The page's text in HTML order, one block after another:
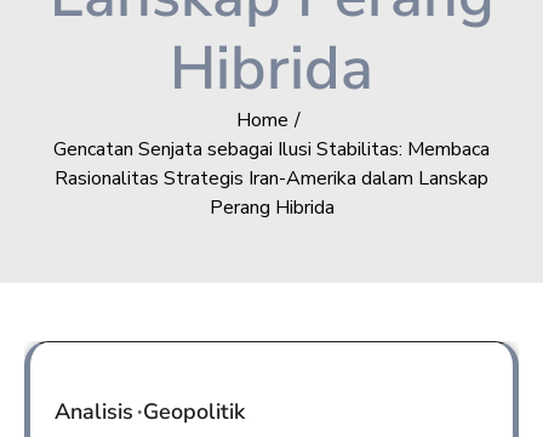
Hibrida
Home
Gencatan Senjata sebagai Ilusi Stabilitas: Membaca
Rasionalitas Strategis Iran-Amerika dalam Lanskap
Perang Hibrida
Analisis Geopolitik